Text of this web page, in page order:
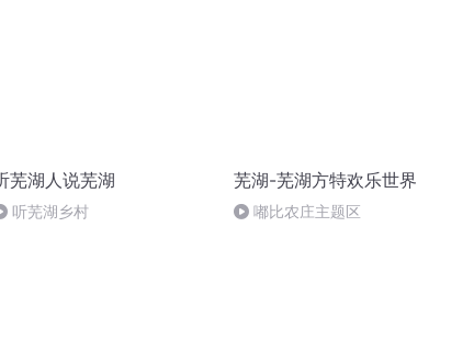
芜湖人说芜湖
听芜湖乡村
芜湖-芜湖方特欢乐世界
嘟比农庄主题区